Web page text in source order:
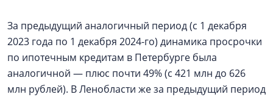
За предыдущий аналогичный период (с 1 декабря
2023 года по 1 декабря 2024-го) динамика просрочки
по ипотечным кредитам в Петербурге была
аналогичной — плюс почти 49% (с 421 млн до 626
млн рублей). В Ленобласти же за предыдущий период